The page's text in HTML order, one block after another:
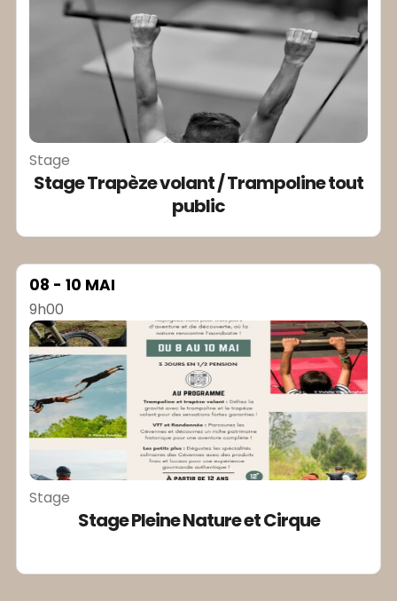
Stage
Stage Trapèze volant / Trampoline tout
public
08 - 10 MAI
9h00
Stage
Stage Pleine Nature et Cirque